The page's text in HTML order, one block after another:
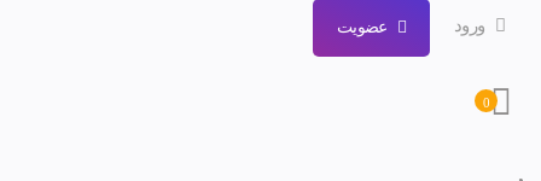
ورود عضویت
0